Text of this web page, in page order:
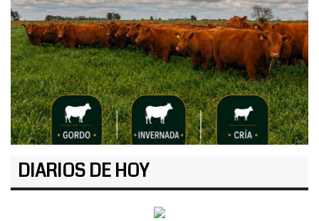
DIARIOS DE HOY